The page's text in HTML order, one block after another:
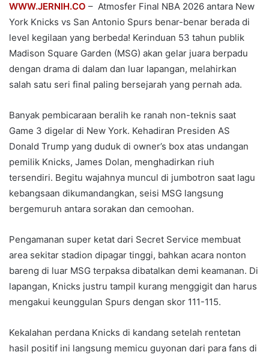
WWW.JERNIH.CO – Atmosfer Final NBA 2026 antara New
York Knicks vs San Antonio Spurs benar-benar berada di
level kegilaan yang berbeda! Kerinduan 53 tahun publik
Madison Square Garden (MSG) akan gelar juara berpadu
dengan drama di dalam dan luar lapangan, melahirkan
salah satu seri final paling bersejarah yang pernah ada.
Banyak pembicaraan beralih ke ranah non-teknis saat
Game 3 digelar di New York. Kehadiran Presiden AS
Donald Trump yang duduk di owner’s box atas undangan
pemilik Knicks, James Dolan, menghadirkan riuh
tersendiri. Begitu wajahnya muncul di jumbotron saat lagu
kebangsaan dikumandangkan, seisi MSG langsung
bergemuruh antara sorakan dan cemoohan.
Pengamanan super ketat dari Secret Service membuat
area sekitar stadion dipagar tinggi, bahkan acara nonton
bareng di luar MSG terpaksa dibatalkan demi keamanan. Di
lapangan, Knicks justru tampil kurang menggigit dan harus
mengakui keunggulan Spurs dengan skor 111-115.
Kekalahan perdana Knicks di kandang setelah rentetan
hasil positif ini langsung memicu guyonan dari para fans di